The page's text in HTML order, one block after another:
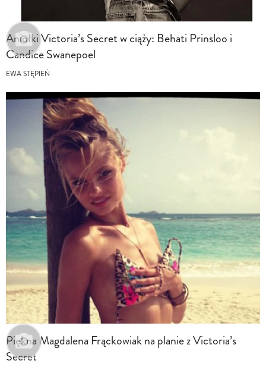
Aniołki Victoria’s Secret w ciąży: Behati Prinsloo i
Candice Swanepoel
EWA STĘPIEŃ
Piękna Magdalena Frąckowiak na planie z Victoria’s
Secret